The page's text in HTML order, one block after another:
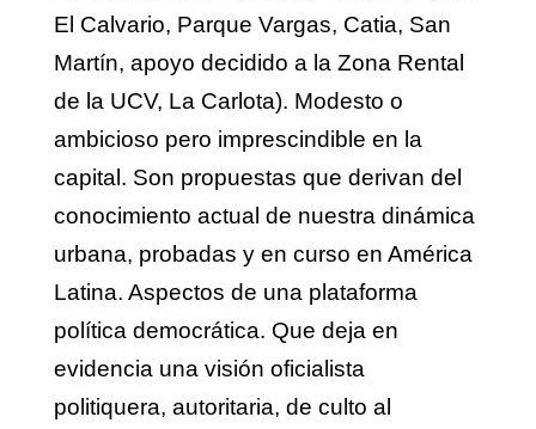
El Calvario, Parque Vargas, Catia, San
Martín, apoyo decidido a la Zona Rental
de la UCV, La Carlota). Modesto o
ambicioso pero imprescindible en la
capital. Son propuestas que derivan del
conocimiento actual de nuestra dinámica
urbana, probadas y en curso en América
Latina. Aspectos de una plataforma
política democrática. Que deja en
evidencia una visión oficialista
politiquera, autoritaria, de culto al